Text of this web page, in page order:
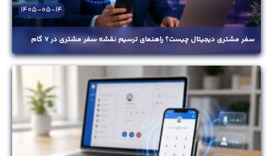
سفر مشتری دیجیتال چیست؟ راهنمای ترسیم نقشه سفر مشتری در ۷ گام
1405-05-14